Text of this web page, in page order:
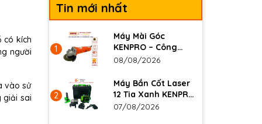
có kích
người
vào sử
giải sai
Tin mới nhất
1
Máy Mài Góc
KENPRO – Công
Suất 860W, Đá Mài
08/08/2026
2
Máy Bắn Cốt Laser
12 Tia Xanh KENPRO
– Cân Bằng Tự Động
07/08/2026